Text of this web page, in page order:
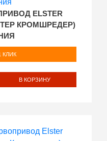
ELSTER
КРОМШРЕДЕР)
КЛИК
В КОРЗИНУ